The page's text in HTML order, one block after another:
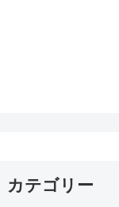
カテゴリー